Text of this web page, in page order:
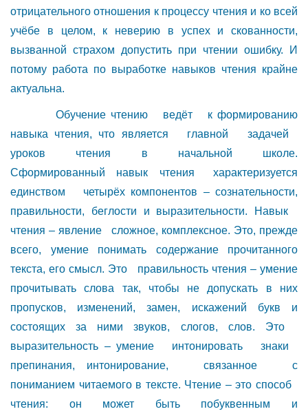
отрицательного отношения к процессу чтения и ко всей
учёбе в целом, к неверию в успех и скованности,
вызванной страхом допустить при чтении ошибку. И
потому работа по выработке навыков чтения крайне
актуальна.
Обучение чтению ведёт к формированию
навыка чтения, что является главной задачей
уроков чтения в начальной школе.
Сформированный навык чтения характеризуется
единством четырёх компонентов – сознательности,
правильности, беглости и выразительности. Навык
чтения – явление сложное, комплексное. Это, прежде
всего, умение понимать содержание прочитанного
текста, его смысл. Это правильность чтения – умение
прочитывать слова так, чтобы не допускать в них
пропусков, изменений, замен, искажений букв и
состоящих за ними звуков, слогов, слов. Это
выразительность – умение интонировать знаки
препинания, интонирование, связанное с
пониманием читаемого в тексте. Чтение – это способ
чтения: он может быть побуквенным и